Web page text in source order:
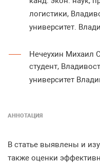
логистики,
университет.
Нечеухин Михаил
студент,
университет
АННОТАЦИЯ
В статье выявлены и
также оценки